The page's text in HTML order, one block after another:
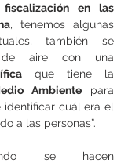
en las
, tenemos algunas
también se
Ambiente para
cuál era el
a las personas”.
se hacen